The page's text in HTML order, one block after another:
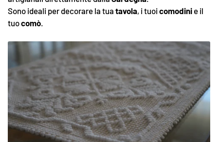
Sono ideali per decorare la tua tavola, i tuoicomodini e il
tuocomò